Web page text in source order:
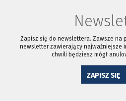
Zapisz się do newslettera. Zawsze na
newsletter zawierający najważniejsze
chwili będziesz mógł
ZAPISZ SIĘ